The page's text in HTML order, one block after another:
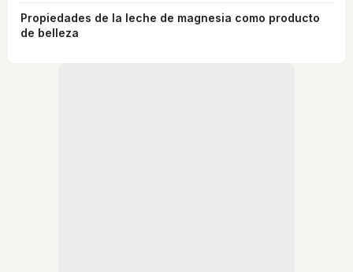
Propiedades de la leche de magnesia como producto
de belleza